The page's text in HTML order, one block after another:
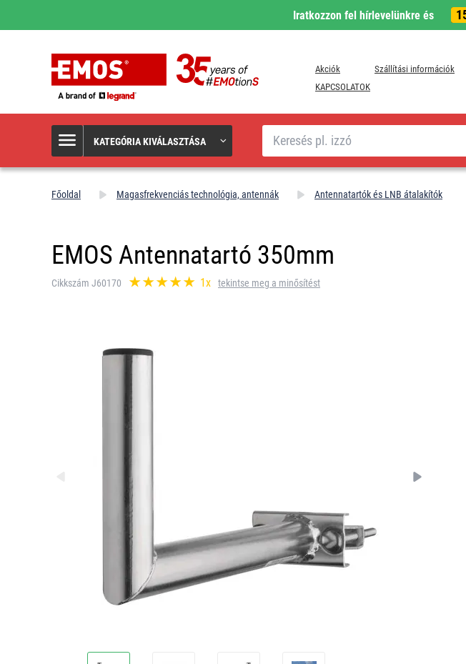
Iratkozzon fel hírlevelünkre és
Akciók Szállítási információk
KAPCSOLATOK
KATEGÓRIA KIVÁLASZTÁSA
Keresés
Főoldal Magasfrekvenciás technológia, antennák Antennatartók és LNB átalakítók
EMOS Antennatartó 350mm
Cikkszám J60170 1x tekintse meg a minősítést